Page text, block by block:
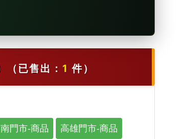
（已售出： 1 件）
門市-商品 高雄門市-商品